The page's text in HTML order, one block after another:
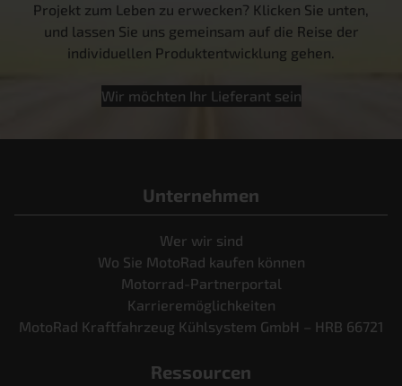
Projekt zum Leben zu erwecken? Klicken Sie unten,
und lassen Sie uns gemeinsam auf die Reise der
individuellen Produktentwicklung gehen.
Wir möchten Ihr Lieferant sein
Unternehmen
Wer wir sind
Wo Sie MotoRad kaufen können
Motorrad-Partnerportal
Karrieremöglichkeiten
MotoRad Kraftfahrzeug Kühlsystem GmbH – HRB 66721
Ressourcen